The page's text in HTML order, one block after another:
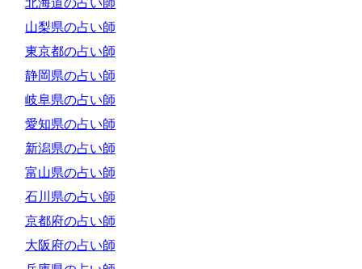
北海道の占い師
山梨県の占い師
東京都の占い師
静岡県の占い師
岐阜県の占い師
愛知県の占い師
新潟県の占い師
富山県の占い師
石川県の占い師
京都府の占い師
大阪府の占い師